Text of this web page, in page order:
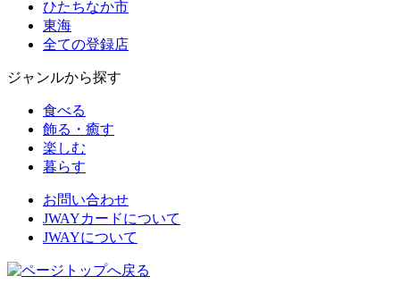
ひたちなか市
東海
全ての登録店
ジャンルから探す
食べる
飾る・癒す
楽しむ
暮らす
お問い合わせ
JWAYカードについて
JWAYについて